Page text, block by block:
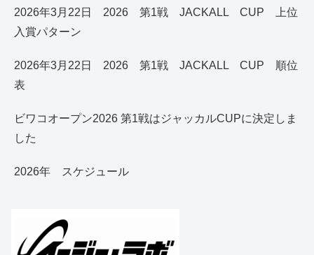
2026年3月22日 2026 第1戦 JACKALL CUP 上位
入賞パターン
2026年3月22日 2026 第1戦 JACKALL CUP 順位
表
ビワコオープン2026 第1戦はジャッカルCUPに決定しま
した
2026年 スケジュール